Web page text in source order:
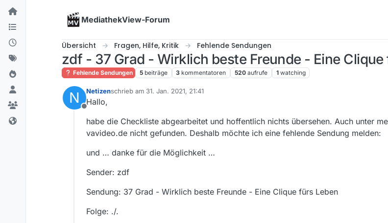
Skip to content
MediathekView-Forum
Übersicht Fragen, Hilfe, Kritik Fehlende Sendungen
zdf - 37 Grad - Wirklich beste Freunde - Eine Clique
Fehlende Sendungen 5 beiträge 3 kommentatoren 520 aufrufe 1 watching
N
Offline
Netizenschrieb am 31. Jan. 2021, 21:41
zuletzt editiert von
Hallo,
habe die Checkliste abgearbeitet und hoffentlich nichts übersehen. Auch unter
vavideo.de nicht gefunden. Deshalb möchte ich eine fehlende Sendung melden:
und … danke für die Möglichkeit …
Sender: zdf
Sendung: 37 Grad - Wirklich beste Freunde - Eine Clique fürs Leben
Folge: ./.